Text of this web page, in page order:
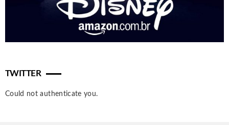
TWITTER
Could not authenticate you.